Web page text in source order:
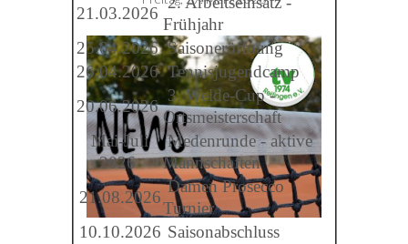
21.03.2026
Frühjahr
25.04.2026 Saisoneröffnung
26.04.2026 Tennisjugendcamp
20.06.2026
3. Welde-Cup -
Ortsmeisterschaft
Mai-Juli
2026
Medenrunde - aktive
Mannschaften
21.08.2026
Damen Prosecco
Turnier
10.10.2026 Saisonabschluss